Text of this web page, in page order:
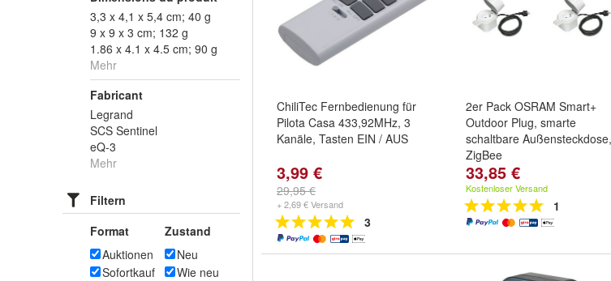
3,3 x 4,1 x 5,4 cm; 40 g
9 x 9 x 3 cm; 132 g
1.86 x 4.1 x 4.5 cm; 90 g
Mehr
Fabricant
Legrand
SCS Sentinel
eQ-3
Mehr
Filtern
Format
Auktionen
Sofortkauf
Zustand
Neu
Wie neu
ChiliTec Fernbedienung für
Pilota Casa 433,92MHz, 3
Kanäle, Tasten EIN / AUS
3,99 €
29,95 €
+ 2,69 € Versand
3
2er Pack OSRAM Smart+
Outdoor Plug, smarte
schaltbare Außensteckdose,
ZigBee
33,85 €
Kostenloser Versand
1